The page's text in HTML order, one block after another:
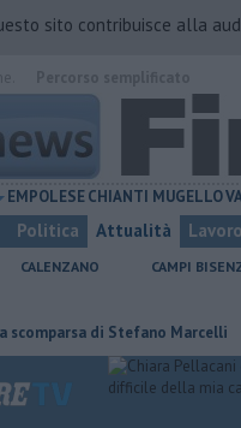
sito contribuisce alla
EMPOLESECHIANTI MUGELLO
Politica Attualità Lavoro
CALENZANO CAMPI
di Stefano Marcelli